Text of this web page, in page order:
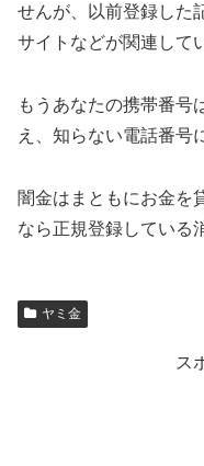
せんが、以前登録した
サイトなどが関連して
もうあなたの携帯番号
え、知らない電話番号
闇金はまともにお金を
なら正規登録している
ヤミ金
ス